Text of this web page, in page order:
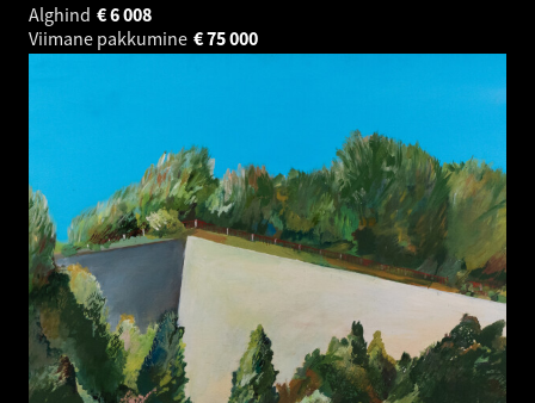
Alghind
6 008
€
Viimane pakkumine
75 000
€